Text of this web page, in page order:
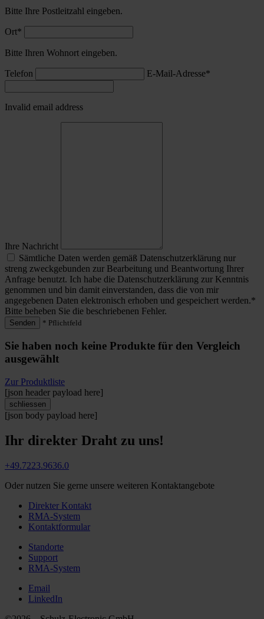
Bitte Ihre Postleitzahl eingeben.
Ort*
Bitte Ihren Wohnort eingeben.
Telefon E-Mail-Adresse*
Invalid email address
Ihre Nachricht
Sämtliche Daten werden gemäß Datenschutzerklärung nur
streng zweckgebunden zur Bearbeitung und Beantwortung Ihrer
Anfrage benutzt. Ich habe die Datenschutzerklärung zur Kenntnis
genommen und bin damit einverstanden, dass die von mir
angegebenen Daten elektronisch erhoben und gespeichert werden.*
Bitte beheben Sie die beschriebenen Fehler.
Senden * Pflichtfeld
Sie haben noch keine Produkte für den Vergleich
ausgewählt
Zur Produktliste
[json header payload here]
schliessen
[json body payload here]
Ihr direkter Draht zu uns!
+49.7223.9636.0
Oder nutzen Sie gerne unsere weiteren Kontaktangebote
Direkter Kontakt
RMA-System
Kontaktformular
Standorte
Support
RMA-System
Email
LinkedIn